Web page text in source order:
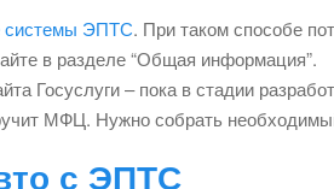
системы ЭПТС. При таком способе
в разделе “Общая информация”.
Госуслуги – пока в стадии
МФЦ. Нужно собрать
с ЭПТС